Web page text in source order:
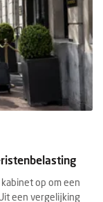
op om een
een vergelijking